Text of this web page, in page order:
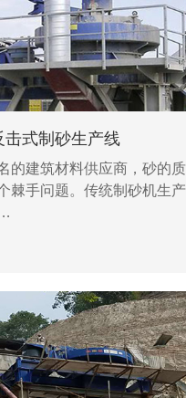
击式制砂生产线
的建筑材料供应商，砂的
棘手问题。传统制砂机生